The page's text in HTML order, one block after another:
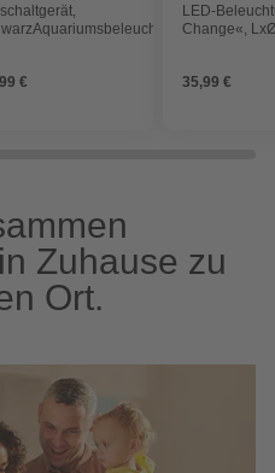
€
LED-
Change«,
35,99 €
Zuhause zu
Ort.